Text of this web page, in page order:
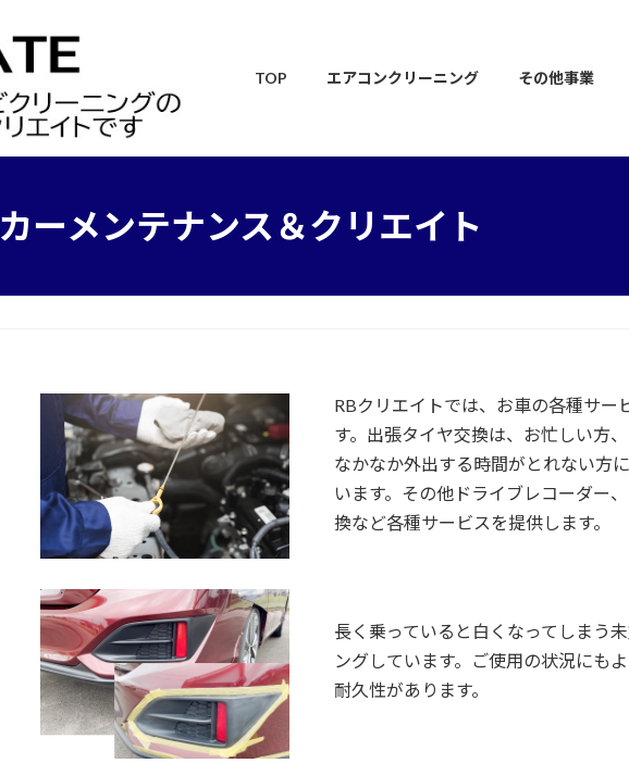
TOP エアコンクリーニング その他事業
カーメンテナンス＆クリエイト
RBクリエイトでは、お車の各種サー
す。出張タイヤ交換は、お忙しい方
なかなか外出する時間がとれない方
います。その他ドライブレコーダー
換など各種サービスを提供します。
長く乗っていると白くなってしまう
ングしています。ご使用の状況にも
耐久性があります。